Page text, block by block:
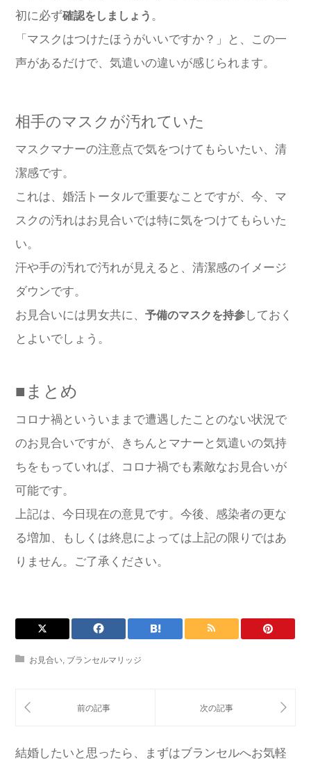
初に必ず確認をしましょう 。
「マスクはつけたほうがいいですか？」と、この一
声があるだけで、気遣いの違いが感じられます。
相手のマスクが汚れていた
マスクマナーの注意点で気をつけてもらいたい、清
潔感です。
これは、婚活トータルで重要なことですが、今、マ
スクの汚れはお見合いでは特に気をつけてもらいた
い。
汗や手の汚れで汚れが見えると、清潔感のイメージ
ダウンです。
お見合いには男女共に、 予備のマスクを持参しておく
とよいでしょう。
■まとめ
コロナ禍といういままで遭遇したことのない状況で
のお見合いですが、きちんとマナーと気遣いの気持
ちをもっていれば、コロナ禍でも素敵なお見合いが
可能です。
上記は、今日現在の意見です。今後、感染者の更な
る増加、もしくは終息によっては上記の限りではあ
りません。ご了承ください。
お見合い, ブランセルマリッジ
結婚したいと思ったら、まずはブランセルへお気軽